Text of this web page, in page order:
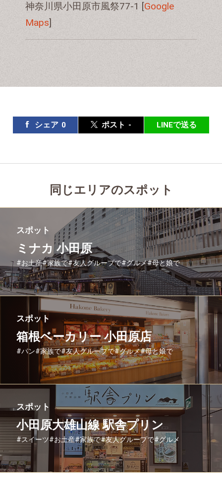
神奈川県小田原市風祭77-1 [Google
Maps]
シェア 0 ポスト - LINEで送る
同じエリアのスポット
スポット
ミナカ 小田原
#お土産#家族で#友人グループで#グルメ#母と娘で
スポット
箱根ベーカリー 小田原店
#パン#家族で#友人グループで#グルメ#母と娘で
スポット
小田原大雄山線 駅舎プリン
#スイーツ#お土産#家族で#友人グループで#グルメ
#母と娘で